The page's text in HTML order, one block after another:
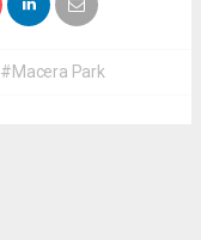
#Macera Park